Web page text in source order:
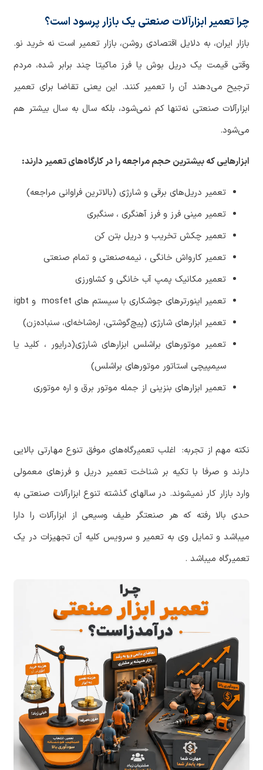
چرا تعمیر ابزارآلات صنعتی یک بازار پرسود است؟
بازار ایران، به دلایل اقتصادی روشن، بازار تعمیر است نه خرید نو.
وقتی قیمت یک دریل بوش یا فرز ماکیتا چند برابر شده، مردم
ترجیح میدهند آن را تعمیر کنند. این یعنی تقاضا برای تعمیر
ابزارآلات صنعتی نهتنها کم نمیشود، بلکه سال به سال بیشتر هم
میشود.
ابزارهایی که بیشترین حجم مراجعه را در کارگاه‌های تعمیر دارند:
تعمیر دریلهای برقی و شارژی (بالاترین فراوانی مراجعه)
تعمیر مینی فرز و فرز آهنگری ، سنگبری
تعمیر چکش تخریب و دریل بتن کن
تعمیر کارواش خانگی ، نیمهصنعتی و تمام صنعتی
تعمیر مکانیک پمپ آب خانگی و کشاورزی
تعمیر اینورترهای جوشکاری با سیستم های mosfet و igbt
تعمیر ابزارهای شارژی (پیچگوشتی، ارهشاخهای، سنبادهزن)
تعمیر موتورهای براشلس ابزارهای شارژی(درایور ، کلید یا
سیمپیچی استاتور موتورهای براشلس)
تعمیر ابزارهای بنزینی از جمله موتور برق و اره موتوری
نکته مهم از تجربه: اغلب تعمیرگاههای موفق تنوع مهارتی بالایی
دارند و صرفا با تکیه بر شناخت تعمیر دریل و فرزهای معمولی
وارد بازار کار نمیشوند. در سالهای گذشته تنوع ابزارآلات صنعتی به
حدی بالا رفته که هر صنعتگر طیف وسیعی از ابزارآلات را دارا
میباشد و تمایل وی به تعمیر و سرویس کلیه آن تجهیزات در یک
تعمیرگاه میباشد .